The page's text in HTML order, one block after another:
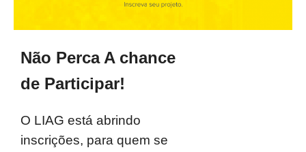
Não Perca A chance
de Participar!
O LIAG está abrindo
inscrições, para quem se